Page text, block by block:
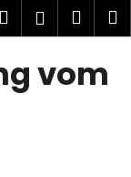
Hledat
vom